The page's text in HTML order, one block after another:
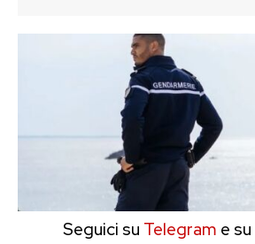
Seguici su Telegram e su